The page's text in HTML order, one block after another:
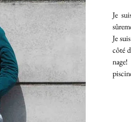
Je
Je
côté